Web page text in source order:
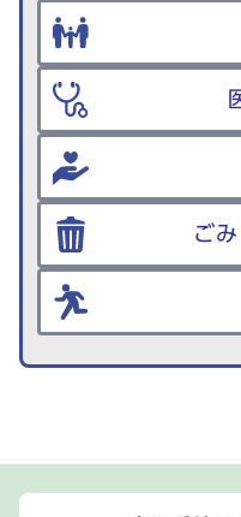
ご